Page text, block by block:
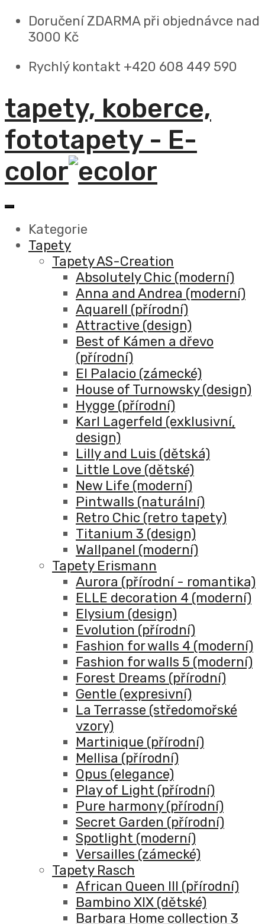
Doručení ZDARMA při objednávce nad
3000 Kč
Rychlý kontakt +420 608 449 590
tapety, koberce,
fototapety - E-
color
Kategorie
Tapety
Tapety AS-Creation
Absolutely Chic (moderní)
Anna and Andrea (moderní)
Aquarell (přírodní)
Attractive (design)
Best of Kámen a dřevo
(přírodní)
El Palacio (zámecké)
House of Turnowsky (design)
Hygge (přírodní)
Karl Lagerfeld (exklusivní,
design)
Lilly and Luis (dětská)
Little Love (dětské)
New Life (moderní)
Pintwalls (naturální)
Retro Chic (retro tapety)
Titanium 3 (design)
Wallpanel (moderní)
Tapety Erismann
Aurora (přírodní - romantika)
ELLE decoration 4 (moderní)
Elysium (design)
Evolution (přírodní)
Fashion for walls 4 (moderní)
Fashion for walls 5 (moderní)
Forest Dreams (přírodní)
Gentle (expresivní)
La Terrasse (středomořské
vzory)
Martinique (přírodní)
Mellisa (přírodní)
Opus (elegance)
Play of Light (přírodní)
Pure harmony (přírodní)
Secret Garden (přírodní)
Spotlight (moderní)
Versailles (zámecké)
Tapety Rasch
African Queen III (přírodní)
Bambino XIX (dětské)
Barbara Home collection 3